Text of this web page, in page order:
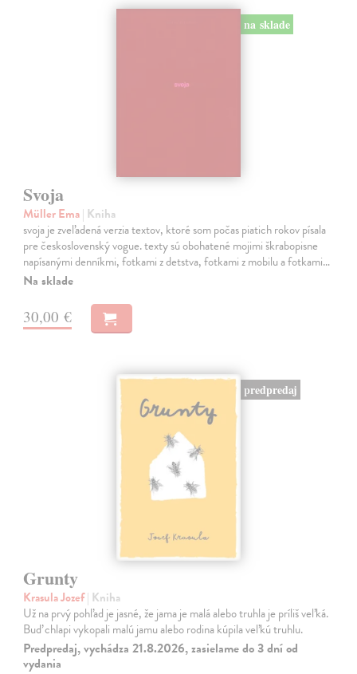
na sklade
Svoja
Müller Ema| Kniha
svoja je zveľadená verzia textov, ktoré som počas piatich rokov písala
pre československý vogue. texty sú obohatené mojimi škrabopisne
napísanými denníkmi, fotkami z detstva, fotkami z mobilu a fotkami…
Na sklade
30,00 €
predpredaj
Grunty
Krasula Jozef| Kniha
Už na prvý pohľad je jasné, že jama je malá alebo truhla je príliš veľká.
Buď chlapi vykopali malú jamu alebo rodina kúpila veľkú truhlu.
Predpredaj, vychádza 21.8.2026, zasielame do 3 dní od
vydania